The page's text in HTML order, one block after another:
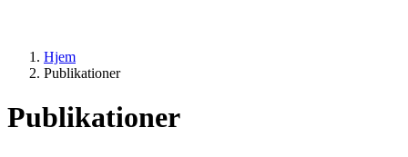
Hjem
Publikationer
Publikationer